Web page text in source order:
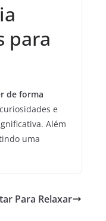
para
de forma
e
Além
uma
Para Relaxar